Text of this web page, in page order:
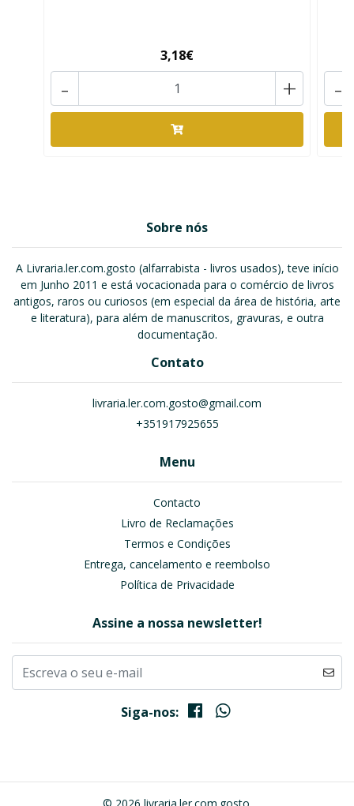
3,18€
+
- -
Sobre nós
A Livraria.ler.com.gosto (alfarrabista - livros usados), teve início
em Junho 2011 e está vocacionada para o comércio de livros
antigos, raros ou curiosos (em especial da área de história, arte
e literatura), para além de manuscritos, gravuras, e outra
documentação.
Contato
livraria.ler.com.gosto@gmail.com
+351917925655
Menu
Contacto
Livro de Reclamações
Termos e Condições
Entrega, cancelamento e reembolso
Política de Privacidade
Assine a nossa newsletter!
Siga-nos: